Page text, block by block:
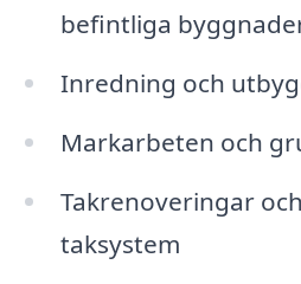
befintliga
Inredning och
Markarbeten och
Takrenoveringar
taksystem